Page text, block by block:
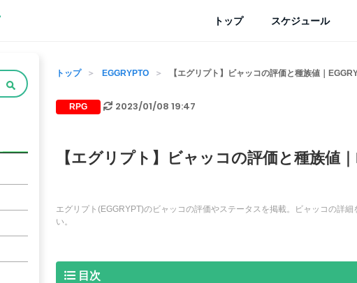
トップ スケジュール
トップ EGGRYPTO 【エグリプト】ビャッコの評価と種族値｜
RPG 2023/01/08 19:47
【エグリプト】ビャッコの評価と種族値
エグリプト(EGGRYPT)のビャッコの評価やステータスを掲載。ビャッコの詳
い。
目次